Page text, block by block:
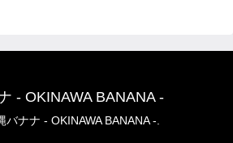
- OKINAWA BANANA -
ナナ - OKINAWA BANANA -.